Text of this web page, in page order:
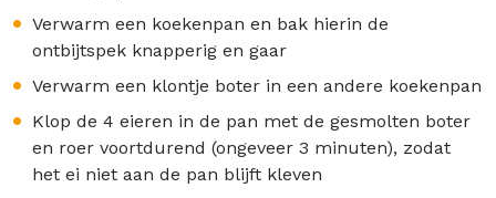
Verwarm een koekenpan en bak hierin de
ontbijtspek knapperig en gaar
Verwarm een klontje boter in een andere koekenpan
Klop de 4 eieren in de pan met de gesmolten boter
en roer voortdurend (ongeveer 3 minuten), zodat
het ei niet aan de pan blijft kleven